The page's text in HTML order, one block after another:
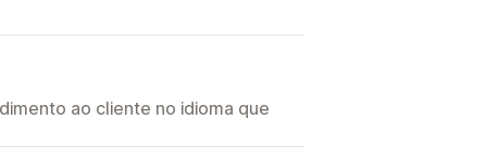
ao cliente no idioma que